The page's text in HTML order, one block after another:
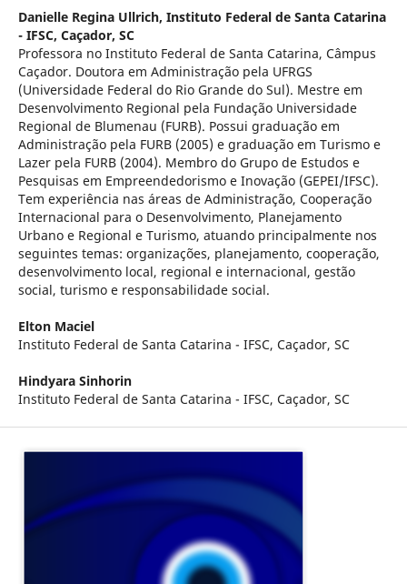
Danielle Regina Ullrich, Instituto Federal de Santa Catarina
- IFSC, Caçador, SC
Professora no Instituto Federal de Santa Catarina, Câmpus
Caçador. Doutora em Administração pela UFRGS
(Universidade Federal do Rio Grande do Sul). Mestre em
Desenvolvimento Regional pela Fundação Universidade
Regional de Blumenau (FURB). Possui graduação em
Administração pela FURB (2005) e graduação em Turismo e
Lazer pela FURB (2004). Membro do Grupo de Estudos e
Pesquisas em Empreendedorismo e Inovação (GEPEI/IFSC).
Tem experiência nas áreas de Administração, Cooperação
Internacional para o Desenvolvimento, Planejamento
Urbano e Regional e Turismo, atuando principalmente nos
seguintes temas: organizações, planejamento, cooperação,
desenvolvimento local, regional e internacional, gestão
social, turismo e responsabilidade social.
Elton Maciel
Instituto Federal de Santa Catarina - IFSC, Caçador, SC
Hindyara Sinhorin
Instituto Federal de Santa Catarina - IFSC, Caçador, SC